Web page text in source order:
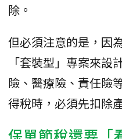
除。
但必須注意的是，因
「套裝型」專案來
險、醫療險、責任險
得稅時，必須先扣除
保單節稅還要「